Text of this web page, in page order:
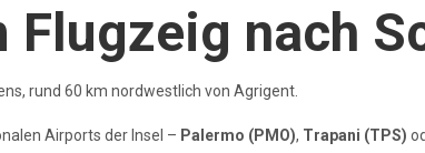
nach
rund 60 km nordwestlich von Agrigent.
Airports der Insel – Palermo (PMO), Trapani (TPS)